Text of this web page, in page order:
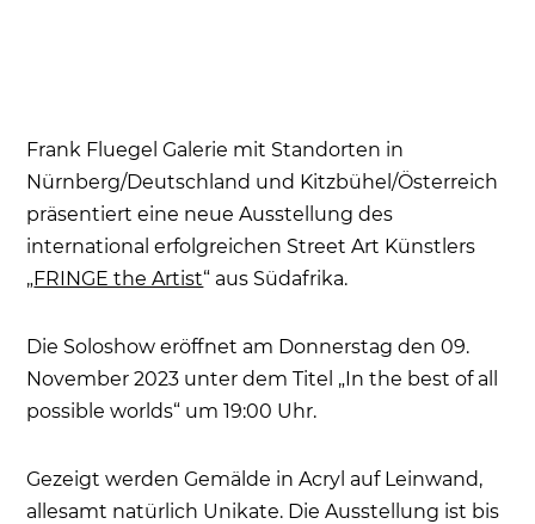
Frank Fluegel Galerie mit Standorten in
Nürnberg/Deutschland und Kitzbühel/Österreich
präsentiert eine neue Ausstellung des
international erfolgreichen Street Art Künstlers
„FRINGE the Artist“ aus Südafrika.
Die Soloshow eröffnet am Donnerstag den 09.
November 2023 unter dem Titel „In the best of all
possible worlds“ um 19:00 Uhr.
Gezeigt werden Gemälde in Acryl auf Leinwand,
allesamt natürlich Unikate. Die Ausstellung ist bis